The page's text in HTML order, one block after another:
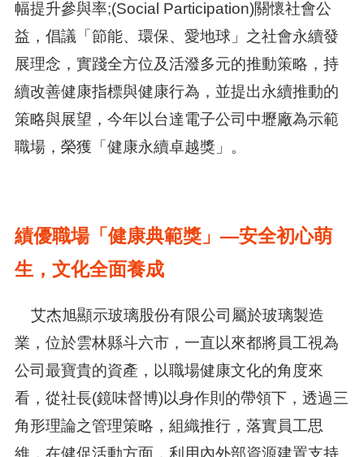
幅提升參與率;(Social Participation)關懷社會公
益，倡議「節能、環保、愛地球」之社會永續發
展理念，實踐全方位及活潑多元的推動策略，持
續改善健康指標與健康行為，並提出永續推動的
策略與展望，今年以台達電子公司中壢廠為示範
職場，榮獲「健康永續卓越獎」。
績優職場「健康典範獎」—安全初心萌
生，文化全面養成
艾杰旭顯示玻璃股份有限公司屬於玻璃製造
業，位於雲林縣斗六市，一直以來都將員工視為
公司最寶貴的資產，以職場健康文化的角度來
看，從社長(鏡味督博)以身作則的帶領下，透過三
角形理論之管理策略，組織推行，落實員工思